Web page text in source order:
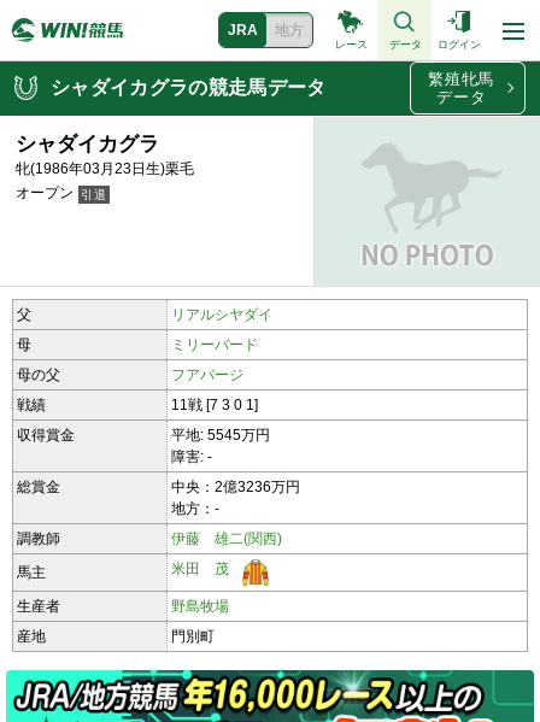
JRA 地方
レース データ ログイン
シャダイカグラの競走馬データ
繁殖牝馬
データ
シャダイカグラ
牝(1986年03月23日生)栗毛
オープン
父
リアルシヤダイ
母
ミリーバード
母の父
フアバージ
戦績
11戦 [7 3 0 1]
収得賞金
平地: 5545万円
障害: -
総賞金
中央：2億3236万円
地方：-
調教師
伊藤 雄二(関西)
馬主
米田 茂
生産者
野島牧場
産地
門別町